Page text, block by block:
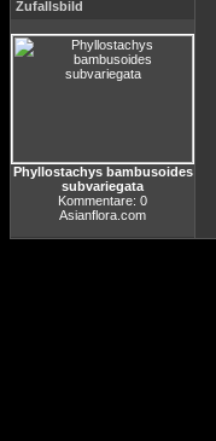
Zufallsbild
Phyllostachys bambusoides
subvariegata
Kommentare: 0
Asianflora.com